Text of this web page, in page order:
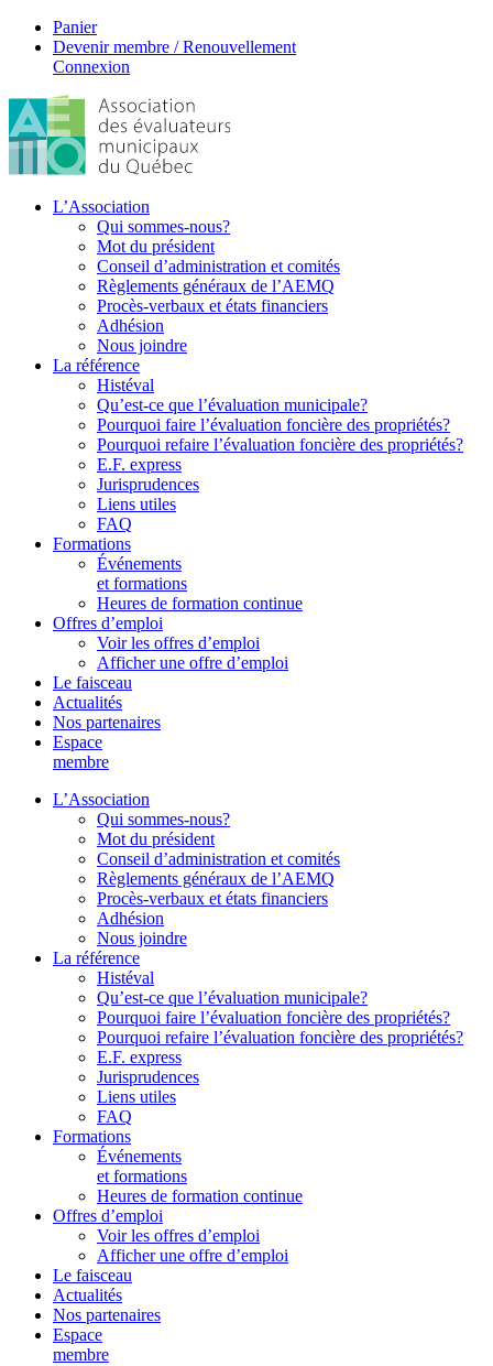
Panier
Devenir membre / Renouvellement
Connexion
L’Association
Qui sommes-nous?
Mot du président
Conseil d’administration et comités
Règlements généraux de l’AEMQ
Procès-verbaux et états financiers
Adhésion
Nous joindre
La référence
Histéval
Qu’est-ce que l’évaluation municipale?
Pourquoi faire l’évaluation foncière des propriétés?
Pourquoi refaire l’évaluation foncière des propriétés?
E.F. express
Jurisprudences
Liens utiles
FAQ
Formations
Événements
et formations
Heures de formation continue
Offres d’emploi
Voir les offres d’emploi
Afficher une offre d’emploi
Le faisceau
Actualités
Nos partenaires
Espace
membre
L’Association
Qui sommes-nous?
Mot du président
Conseil d’administration et comités
Règlements généraux de l’AEMQ
Procès-verbaux et états financiers
Adhésion
Nous joindre
La référence
Histéval
Qu’est-ce que l’évaluation municipale?
Pourquoi faire l’évaluation foncière des propriétés?
Pourquoi refaire l’évaluation foncière des propriétés?
E.F. express
Jurisprudences
Liens utiles
FAQ
Formations
Événements
et formations
Heures de formation continue
Offres d’emploi
Voir les offres d’emploi
Afficher une offre d’emploi
Le faisceau
Actualités
Nos partenaires
Espace
membre